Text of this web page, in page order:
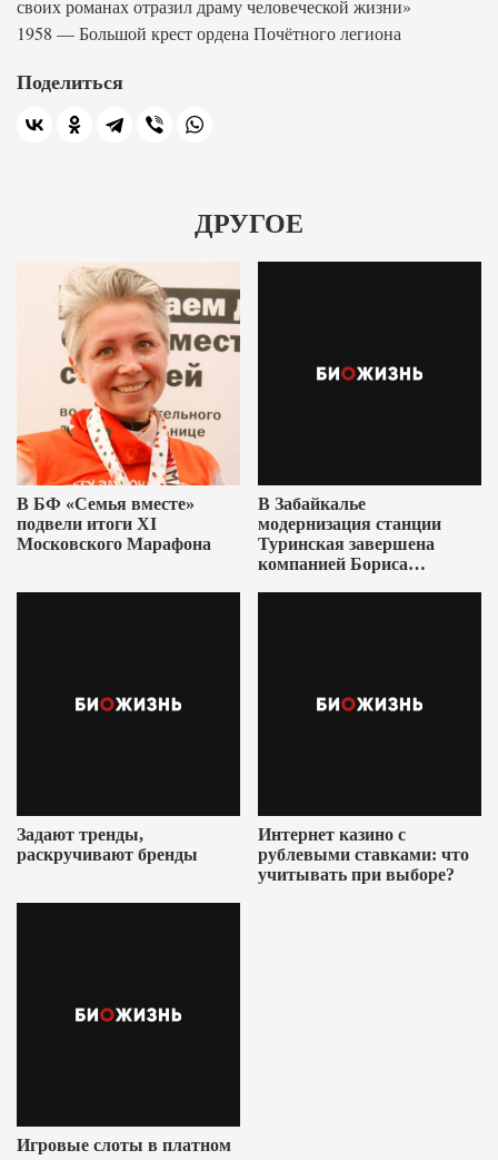
своих романах отразил драму человеческой жизни»
1958 — Большой крест ордена Почётного легиона
Поделиться
ДРУГОЕ
В БФ «Семья вместе»
подвели итоги XI
Московского Марафона
В Забайкалье
модернизация станции
Туринская завершена
компанией Бориса
Задают тренды,
раскручивают бренды
Интернет казино с
рублевыми ставками: что
учитывать при выборе?
Игровые слоты в платном